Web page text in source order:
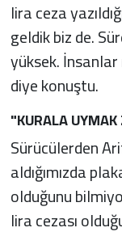
lira ceza
geldik biz de.
yüksek.
diye konuştu.
"KURALA
Sürücülerden
aldığımızda
olduğunu
lira cezası